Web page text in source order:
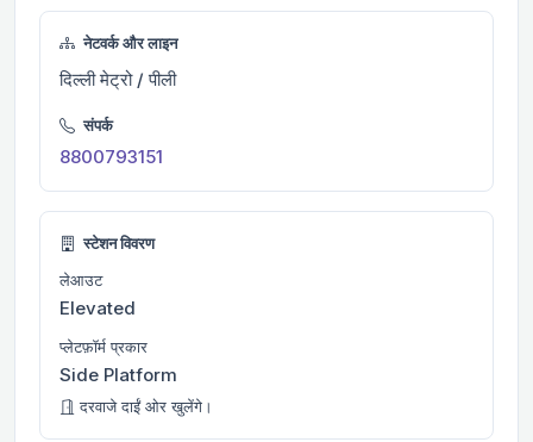
नेटवर्क और लाइन
दिल्ली मेट्रो / पीली
संपर्क
8800793151
स्टेशन विवरण
लेआउट
Elevated
प्लेटफ़ॉर्म प्रकार
Side Platform
दरवाजे दाईं ओर खुलेंगे।